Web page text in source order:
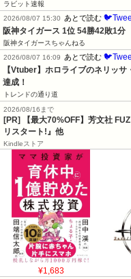
ラビット速報
2026/08/07 15:30 あとで読む
阪神タイガース 1位 54勝42敗1
阪神タイガースちゃんねる
2026/08/07 16:09 あとで読む
【Vtuber】ホロライブのネリッ
達成！
トレンドの通り道
2026/08/16まで
[PR] 【最大70%OFF】芳文社
リスタート!』他
Kindleストア
¥1,683